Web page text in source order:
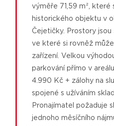
výměře 71,59 m², které
historického objektu v
Čejetičky. Prostory
ve které si rovněž
zařízení. Velkou výhodou je také možnost
parkování přímo v areálu. Měsíční nájemné
4.990 Kč + zálohy na
spojené s užíváním
Pronajímatel požaduje
jednoho měsíčního nájmu. K pronájmu